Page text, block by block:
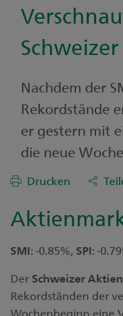
Nachdem der
Rekordstände
er gestern mit
die neue
Drucken
SMI: -0.85%, SPI: -
Der Schweizer
Rekordständen der
Wochenbeginn eine